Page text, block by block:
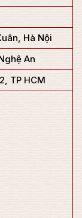
Hà Nội
An
TP HCM